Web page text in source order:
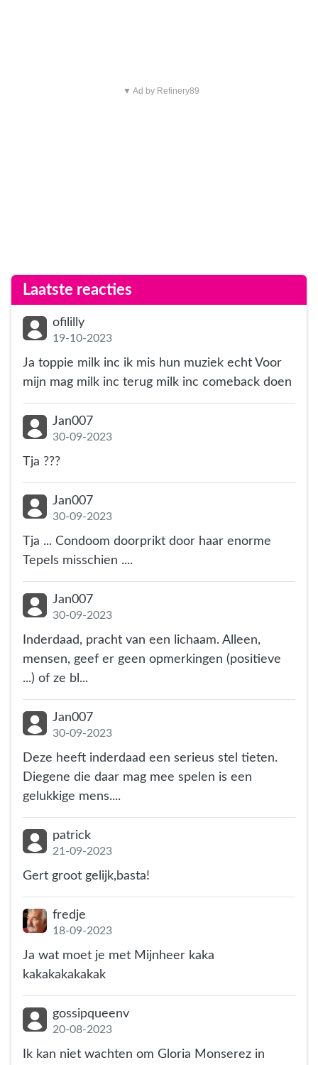
▼ Ad by Refinery89
Laatste reacties
ofililly
19-10-2023
Ja toppie milk inc ik mis hun muziek echt Voor
mijn mag milk inc terug milk inc comeback doen
Jan007
30-09-2023
Tja ???
Jan007
30-09-2023
Tja ... Condoom doorprikt door haar enorme
Tepels misschien ....
Jan007
30-09-2023
Inderdaad, pracht van een lichaam. Alleen,
mensen, geef er geen opmerkingen (positieve
...) of ze bl...
Jan007
30-09-2023
Deze heeft inderdaad een serieus stel tieten.
Diegene die daar mag mee spelen is een
gelukkige mens....
patrick
21-09-2023
Gert groot gelijk,basta!
fredje
18-09-2023
Ja wat moet je met Mijnheer kaka
kakakakakakak
gossipqueenv
20-08-2023
Ik kan niet wachten om Gloria Monserez in